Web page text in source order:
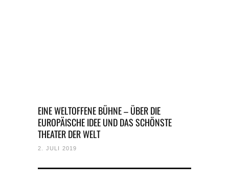
EINE WELTOFFENE BÜHNE – ÜBER DIE
EUROPÄISCHE IDEE UND DAS SCHÖNSTE
THEATER DER WELT
2. JULI 2019